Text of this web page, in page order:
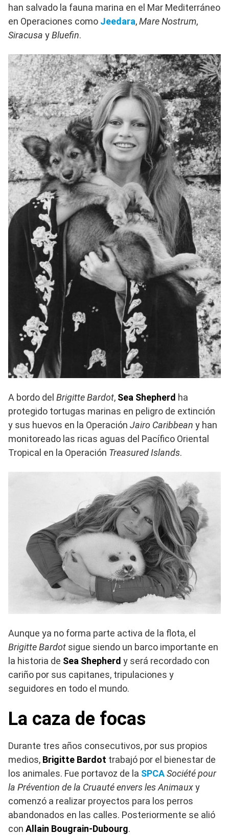
han salvado la fauna marina en el Mar Mediterráneo
en Operaciones como Jeedara,Mare Nostrum,
Siracusa yBluefin.
A bordo del Brigitte Bardot, Sea Shepherd ha
protegido tortugas marinas en peligro de extinción
y sus huevos en la Operación Jairo Caribbean y han
monitoreado las ricas aguas del Pacífico Oriental
Tropical en la Operación Treasured Islands.
Aunque ya no forma parte activa de la flota, el
Brigitte Bardot sigue siendo un barco importante en
la historia de Sea Shepherd y será recordado con
cariño por sus capitanes, tripulaciones y
seguidores en todo el mundo.
La caza de focas
Durante tres años consecutivos, por sus propios
medios, Brigitte Bardot trabajó por el bienestar de
los animales. Fue portavoz de la SPCASociété pour
la Prévention de la Cruauté envers les Animauxy
comenzó a realizar proyectos para los perros
abandonados en las calles. Posteriormente se alió
con Allain Bougrain-Dubourg.